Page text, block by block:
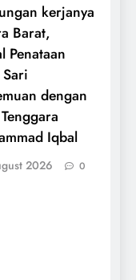
kerjanya
Barat,
Penataan
dengan
Iqbal
2026 0